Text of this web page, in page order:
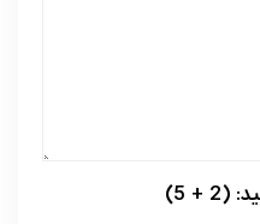
+ 5)